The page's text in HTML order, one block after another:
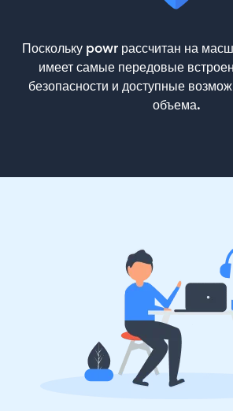
Поскольку powr рассчитан на
имеет самые передовые
безопасности и доступные
объема.